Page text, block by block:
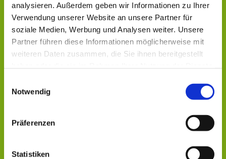
analysieren. Außerdem geben wir Informationen zu Ihrer
Verwendung unserer Website an unsere Partner für
soziale Medien, Werbung und Analysen weiter. Unsere
Partner führen diese Informationen möglicherweise mit
weiteren Daten zusammen, die Sie ihnen bereitgestellt
Notwendig
Präferenzen
Statistiken
Dies könnte Sie auch